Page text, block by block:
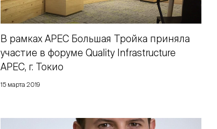
15 марта 2019
В рамках АPEC Большая Тройка приняла
участие в форуме Quality Infrastructure
APEC, г. Токио